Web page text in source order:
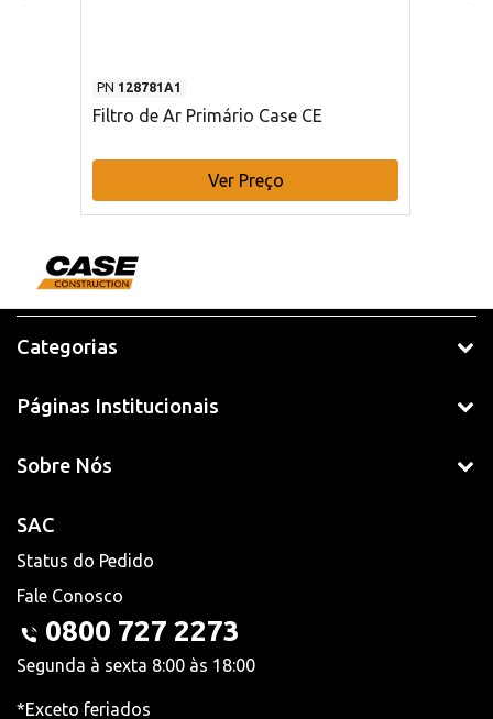
PN 128781A1
Filtro de Ar Primário Case CE
Ver Preço
Categorias
Páginas Institucionais
Sobre Nós
SAC
Status do Pedido
Fale Conosco
0800 727 2273
Segunda à sexta 8:00 às 18:00
*Exceto feriados